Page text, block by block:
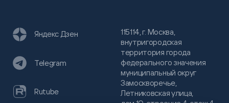
115114, г. Москва,
внутригородская
территория города
федерального значения
муниципальный округ
Замоскворечье,
Летниковская улица,
Яндекс Дзен
Telegram
Rutube